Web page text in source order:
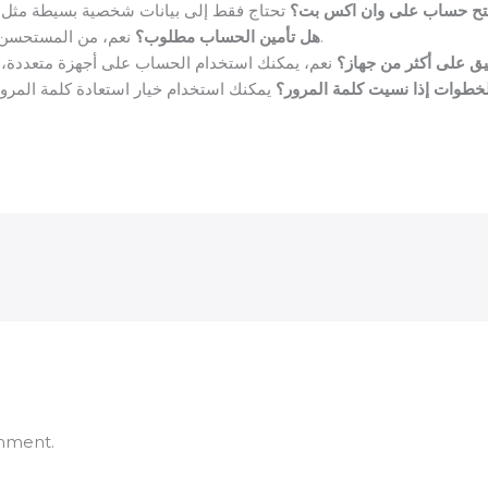
حساب على وان اكس بت؟
هل تأمين الحساب مطلوب؟نعم، من المستحسن تفعيل المصادقة الثنائية لزيادة الأمان.
على أكثر من جهاز؟
إذا نسيت كلمة المرور؟